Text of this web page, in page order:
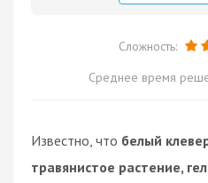
Сложность:
Среднее время
Известно, что белый
травянистое растение,